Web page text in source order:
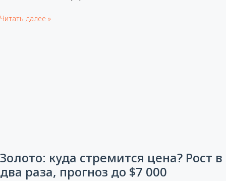
Читать далее »
Золото: куда стремится цена? Рост в
два раза, прогноз до $7 000